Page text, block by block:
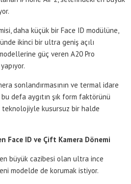
daha küçük bir Face ID modülüne,
ikinci bir ultra geniş açılı
güç veren A20 Pro
sonlandırmasının ve termal idare
defa aygıtın şık form faktörünü
kusursuz bir halde
Face ID ve Çift Kamera Dönemi
büyük cazibesi olan ultra ince
modelde de korumak istiyor.